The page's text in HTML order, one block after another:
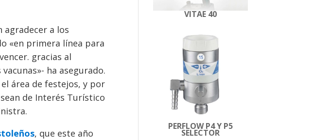
a los
«en primera línea para
gracias al
ha asegurado.
área de festejos, y por
de Interés Turístico
, que este año
VITAE 40
PERFLOW P4 Y P5
SELECTOR